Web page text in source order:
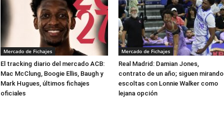
Mercado de Fichajes
El tracking diario del mercado ACB:
Mac McClung, Boogie Ellis, Baugh y
Mark Hugues, últimos fichajes
oficiales
Mercado de Fichajes
Real Madrid: Damian Jones,
contrato de un año; siguen mirando
escoltas con Lonnie Walker como
lejana opción